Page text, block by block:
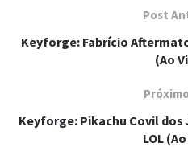
Post
Keyforge: Fabrício
(Ao
Keyforge: Pikachu Covil dos
LOL